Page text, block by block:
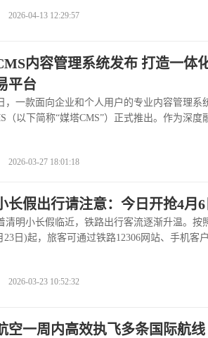
04-13 12:29:57
内容管理系统发布 打造一体
平台
一款面向企业和个人用户的专业内容管理系
（以下简称“媒塔CMS”）正式推出。作为深
03-27 18:01:18
长假出行请注意：今日开抢4月
小长假临近，铁路出行客流逐渐升温。按照
23日)起，旅客可通过铁路12306网站、手机
03-23 10:52:32
空一周内高效执飞多条国际航线